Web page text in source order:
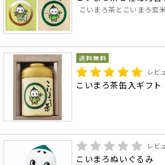
こいまろ茶とこいまろ玄
レビ
こいまろ茶缶入ギフト
レビ
こいまろぬいぐるみ